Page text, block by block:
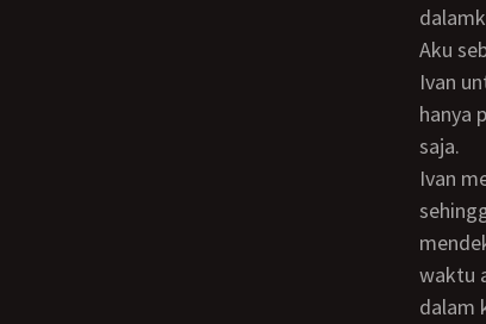
Aku sebagai wanita punya harga diri dan gengsi berlebih jika aku minta duluan pada
Ivan
hanya
saja.
Ivan mendekatkan celana dalamku ke hidungnya sambil menghirupnya dengan keras,
waktu
dalam